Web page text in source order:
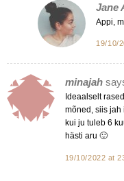
Jane
Appi,
19/10/
minajah
Ideaalselt
mõned, siis jah
kui ju tuleb 6
hästi aru 🙂
19/10/2022 at